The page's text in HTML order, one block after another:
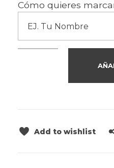
Cómo quieres
Add to wishlist